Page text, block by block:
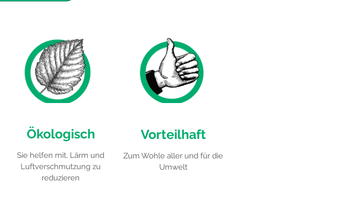
Ökologisch
Sie helfen mit, Lärm und
Luftverschmutzung zu
reduzieren
Vorteilhaft
Zum Wohle aller und für die
Umwelt